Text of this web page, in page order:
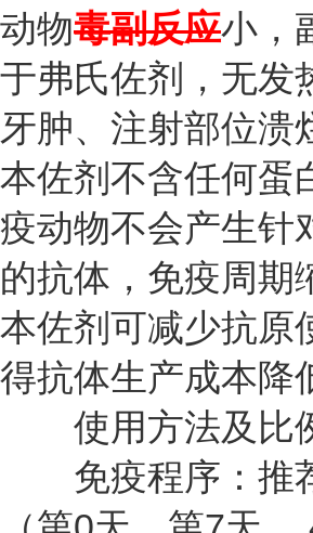
动物毒副反应小，
于弗氏佐剂，无发
牙肿、注射部位溃
本佐剂不含任何蛋
疫动物不会产生针
的抗体，免疫周期
本佐剂可减少抗原
得抗体生产成本降
使用方法及比
免疫程序：推